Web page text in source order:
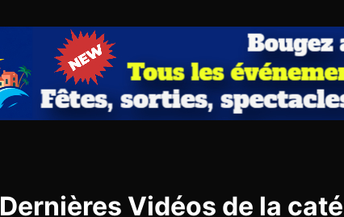
Dernières Vidéos de la